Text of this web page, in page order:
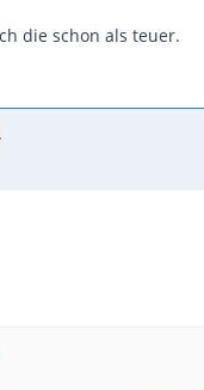
die schon als teuer.